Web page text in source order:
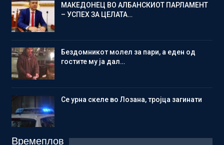
МАКЕДОНЕЦ ВО АЛБАНСКИОТ ПАРЛАМЕНТ
– УСПЕХ ЗА ЦЕЛАТА…
Бездомникот молел за пари, а еден од
гостите му ја дал…
Се урна скеле во Лозана, тројца загинати
Времеплов